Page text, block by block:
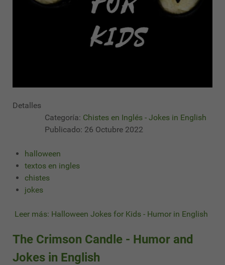
Detalles
Categoría: Chistes en Inglés - Jokes in English
Publicado: 26 Octubre 2022
halloween
textos en ingles
chistes
jokes
Leer más: Halloween Jokes for Kids - Humor in English
The Crimson Candle - Humor and
Jokes in English